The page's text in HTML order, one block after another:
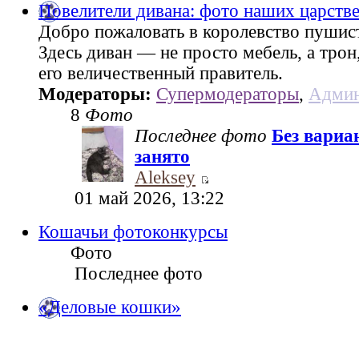
Повелители дивана: фото наших
Добро пожаловать в королевство
Здесь диван — не просто мебель, а
его величественный правитель.
Модераторы: Супермодераторы,
8 Фото
Последнее фото Без
занято
Aleksey
01 май 2026, 13:22
Кошачьи фотоконкурсы
Фото
Последнее фото
«Деловые кошки»